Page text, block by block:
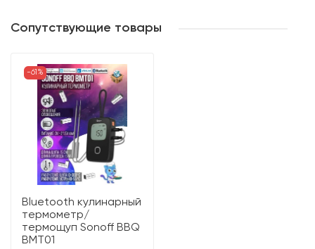
Сопутствующие товары
-61%
Bluetooth кулинарный
термометр/
термощуп Sonoff BBQ
BMT01